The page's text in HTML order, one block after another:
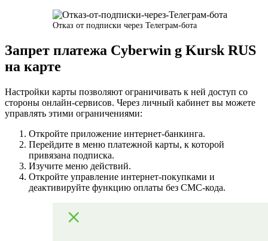
Отказ от подписки через Телеграм-бота
Запрет платежа Cyberwin g Kursk RUS
на карте
Настройки карты позволяют ограничивать к ней доступ со
стороны онлайн-сервисов. Через личный кабинет вы можете
управлять этими ограничениями:
Откройте приложение интернет-банкинга.
Перейдите в меню платежной карты, к которой
привязана подписка.
Изучите меню действий.
Откройте управление интернет-покупками и
деактивируйте функцию оплаты без СМС-кода.